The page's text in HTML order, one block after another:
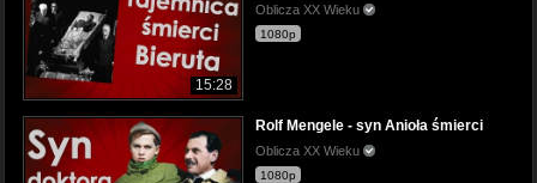
15:28
Oblicza XX Wieku
1080p
Rolf Mengele - syn Anioła śmierci
Oblicza XX Wieku
1080p